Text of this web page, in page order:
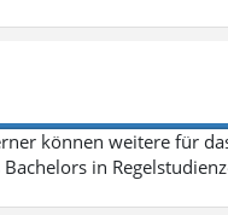
können weitere für
in